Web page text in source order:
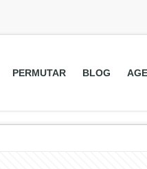
PERMUTAR BLOG